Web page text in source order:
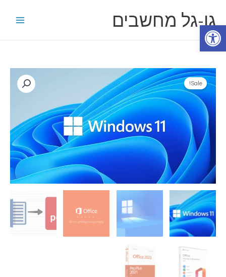
פתח סרגל נגישות
לתוכןגו-גל מחשבים
Sale!
כמות
של
ווינדוס
11
להורדה